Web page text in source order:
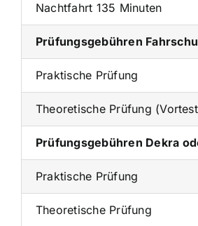
Nachtfahrt 135 Minuten
Prüfungsgebühren
Praktische Prüfung
Theoretische Prüfung
Prüfungsgebühren Dekra
Praktische Prüfung
Theoretische Prüfung